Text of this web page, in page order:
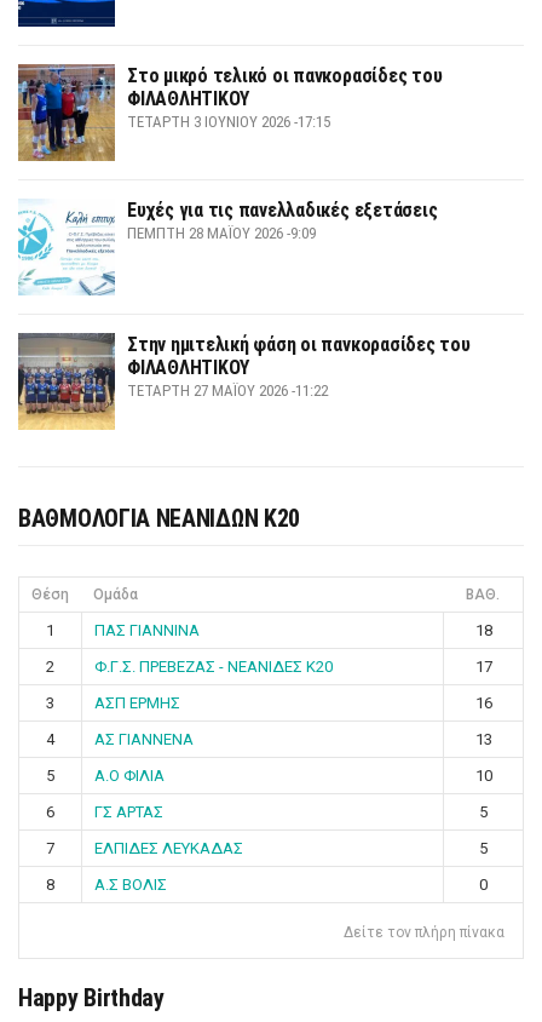
Στο μικρό τελικό οι πανκορασίδες του
ΦΙΛΑΘΛΗΤΙΚΟΥ
ΤΕΤΆΡΤΗ 3 ΙΟΥΝΊΟΥ 2026 -17:15
Ευχές για τις πανελλαδικές εξετάσεις
ΠΈΜΠΤΗ 28 ΜΑΪ́ΟΥ 2026 -9:09
Στην ημιτελική φάση οι πανκορασίδες του
ΦΙΛΑΘΛΗΤΙΚΟΥ
ΤΕΤΆΡΤΗ 27 ΜΑΪ́ΟΥ 2026 -11:22
ΒΑΘΜΟΛΟΓΙΑ ΝΕΑΝΙΔΩΝ Κ20
Θέση Ομάδα ΒΑΘ.
1 ΠΑΣ ΓΙΑΝΝΙΝΑ
18
2
Φ.Γ.Σ. ΠΡΕΒΕΖΑΣ - ΝΕΑΝΙΔΕΣ Κ20
17
3
ΑΣΠ ΕΡΜΗΣ
16
4
ΑΣ ΓΙΑΝΝΕΝΑ
13
5
Α.Ο ΦΙΛΙΑ
10
6
ΓΣ ΑΡΤΑΣ
5
7
ΕΛΠΙΔΕΣ ΛΕΥΚΑΔΑΣ
5
8
Α.Σ ΒΟΛΙΣ 0
Δείτε τον πλήρη πίνακα
Happy Birthday